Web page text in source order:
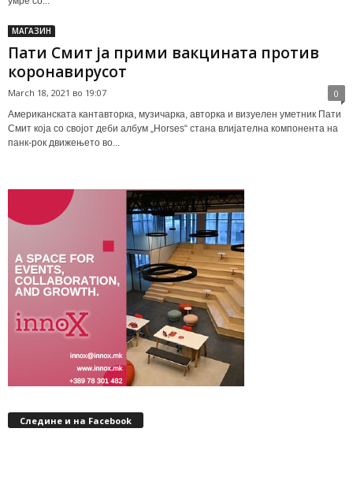
МАГАЗИН
Пати Смит ја прими вакцината против
коронавирусот
March 18, 2021 во 19:07 0
Американската кантавторка, музичарка, авторка и визуелен уметник Пати
Смит која со својот деби албум „Horses“ стана влијателна компонента на
панк-рок движењето во...
Следине и на Facebook